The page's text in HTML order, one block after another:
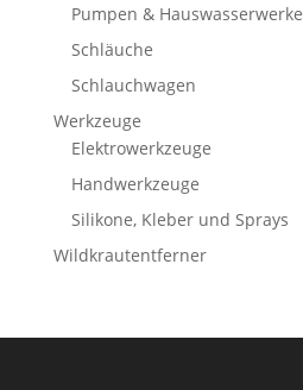
Pumpen & Hauswasserwerke
Schläuche
Schlauchwagen
Werkzeuge
Elektrowerkzeuge
Handwerkzeuge
Silikone, Kleber und Sprays
Wildkrautentferner